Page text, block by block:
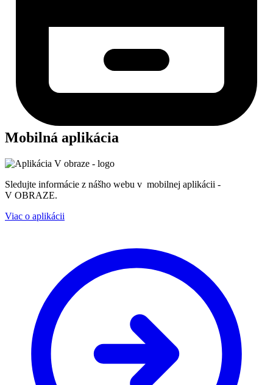
Mobilná aplikácia
Sledujte informácie z nášho webu v mobilnej aplikácii -
V OBRAZE.
Viac o aplikácii